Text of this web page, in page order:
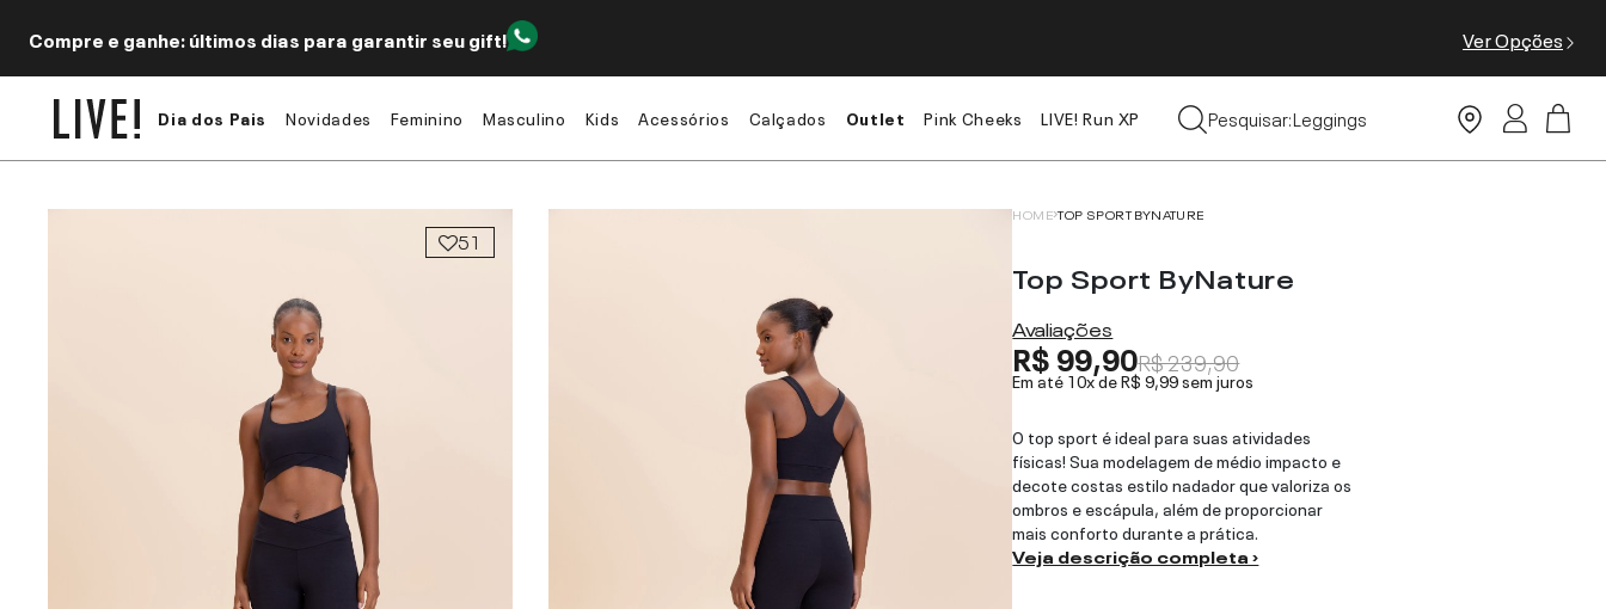
Compre e ganhe: últimos dias para garantir seu gift! Ver Opções
Dia dos Pais Novidades Feminino Masculino Kids Acessórios Calçados Outlet Pink Cheeks LIVE! Run XP
Pesquisar:
Tops
Leggings
51
HOME TOP SPORT BYNATURE
Top Sport ByNature
Avaliações
R$ 99,90R$ 239,90
Em até 10x deR$ 9,99sem juros
O top sport é ideal para suas atividades
físicas! Sua modelagem de médio impacto e
decote costas estilo nadador que valoriza os
ombros e escápula, além de proporcionar
mais conforto durante a prática.
Veja descrição completa ›